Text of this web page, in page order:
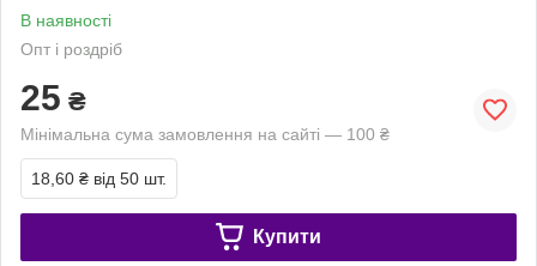
В наявності
Опт і роздріб
25 ₴
Мінімальна сума замовлення на сайті — 100 ₴
18,60 ₴ від 50 шт.
Купити